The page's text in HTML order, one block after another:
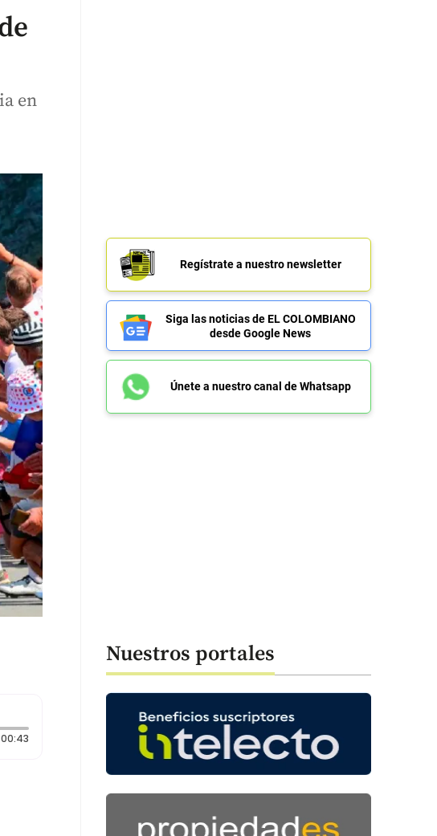
en
00:43Duración: 43 segundos
Regístrate a nuestro newsletter
Siga las noticias de EL COLOMBIANO
desde Google News
Únete a nuestro canal de Whatsapp
Nuestros portales